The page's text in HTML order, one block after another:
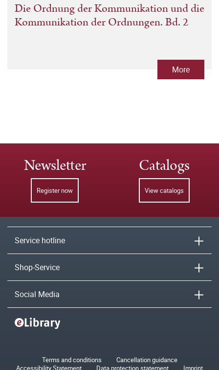
Die Ordnung der Kommunikation und die
Kommunikation der Ordnungen. Bd. 2
More
Newsletter
Register now
Catalogs
View catalogs
Service hotline
Shop-Service
Social Media
Terms and conditions
Cancellation guidance
Accessibility Statement
Data protection statement Imprint